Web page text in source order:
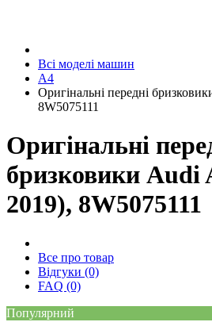
Всі моделі машин
A4
Оригінальні передні
8W5075111
Оригінальні
бризковики Audi
2019), 8W5075111
Все про товар
Відгуки (0)
FAQ (0)
Популярний